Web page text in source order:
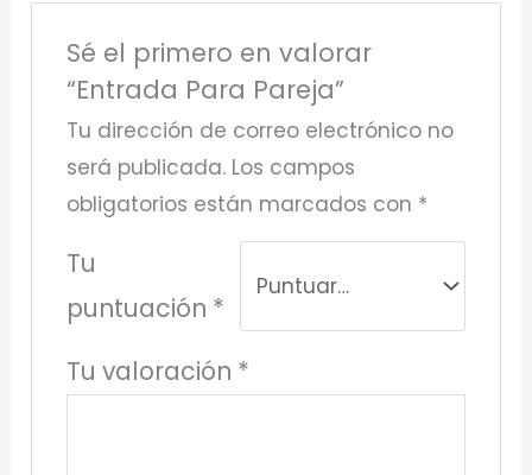
Sé el primero en valorar
“Entrada Para Pareja”
Tu dirección de correo electrónico no
será publicada. Los campos
obligatorios están marcados con *
Tu
puntuación *
Tu valoración *